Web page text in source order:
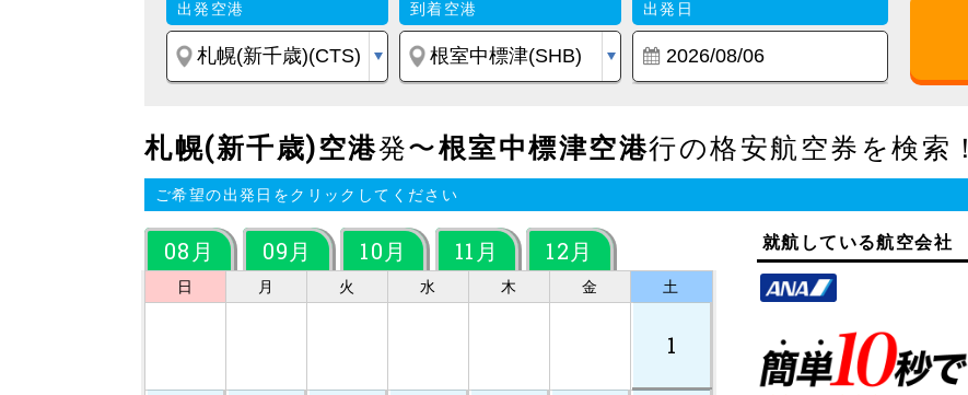
出発空港 到着空港 出発日
札幌(新千歳)空港発〜根室中標津空港行の格安航空券を検索！
ご希望の出発日をクリックしてください
08月 09月 10月 11月 12月
日 月 火 水 木 金 土
1
就航している航空会社